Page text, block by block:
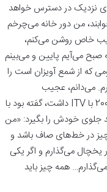
نزدیک در دسترس خواهد
من دور خانه می‌چرخم
خاص روشن می‌کنم،
می‌آیم پایین و می‌بینم
که از شمع آویزان است را
می‌دانم، عجیب
است.»بکام همچنین در مصاحبه‌ای که سال 2006 با ITV داشت، گفته بود با
جلوی خودش را بگیرد: «من
در خط‌های صاف باشد و
می‌گذارم و اگر یکی
همه چیز باید